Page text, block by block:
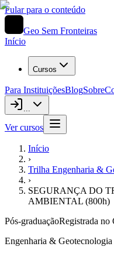
Pular para o conteúdo
Geo Sem Fronteiras
Início
Cursos
Para InstituiçõesBlogSobre
...
Ver cursos
Início
›
Trilha Engenharia &
›
SEGURANÇA DO
AMBIENTAL (800h)
Pós-graduaçãoRegistrada no
Engenharia & Geotecnologia